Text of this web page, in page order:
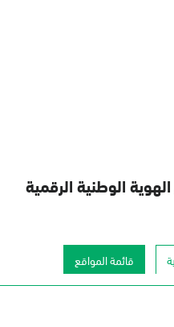
الوطنية الرقمية
قائمة المواقع